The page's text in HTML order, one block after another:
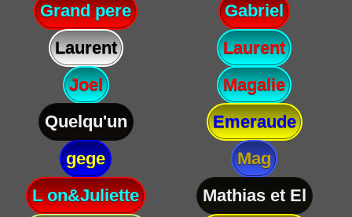
Grand pere
Gabriel
Laurent
Laurent
Joel
Magalie
Quelqu'un
Emeraude
gege
Mag
L on&Juliette
Mathias et El